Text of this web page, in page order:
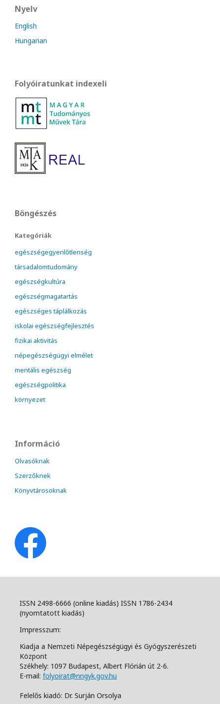
Nyelv
English
Hungarian
Folyóiratunkat indexeli
Böngészés
Kategóriák
egészségegyenlőtlenség
társadalomtudomány
egészségkultúra
egészségmagatartás
egészséges táplálkozás
iskolai egészségfejlesztés
fizikai aktivitás
népegészségügyi elmélet
mentális egészség
egészségpolitika
környezet
Információ
Olvasóknak
Szerzőknek
Könyvtárosoknak
ISSN 2498-6666 (online kiadás) ISSN 1786-2434
(nyomtatott kiadás)
Impresszum:
Kiadja a Nemzeti Népegészségügyi és Gyógyszerészeti
Központ
Székhely: 1097 Budapest, Albert Flórián út 2-6.
E-mail: folyoirat@nngyk.gov.hu
Felelős kiadó: Dr. Surján Orsolya